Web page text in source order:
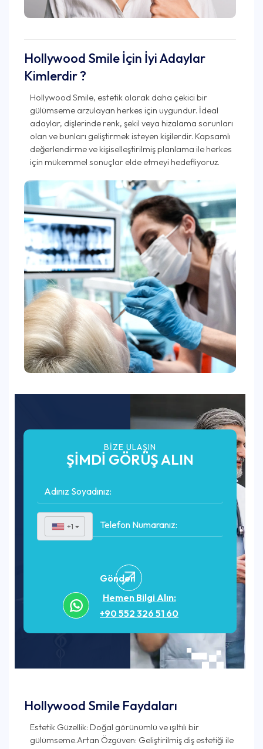
Hollywood Smile İçin İyi Adaylar
Kimlerdir ?
Hollywood Smile, estetik olarak daha çekici bir
gülümseme arzulayan herkes için uygundur. İdeal
adaylar, dişlerinde renk, şekil veya hizalama sorunları
olan ve bunları geliştirmek isteyen kişilerdir. Kapsamlı
değerlendirme ve kişiselleştirilmiş planlama ile herkes
için mükemmel sonuçlar elde etmeyi hedefliyoruz.
BIZE ULAŞIN
ŞİMDİ GÖRÜŞ ALIN
+1 ▼
Gönder
Hemen Bilgi Alın:
+90 552 326 51 60
Hollywood Smile Faydaları
Estetik Güzellik: Doğal görünümlü ve ışıltılı bir
gülümseme.Artan Özgüven: Geliştirilmiş diş estetiği ile